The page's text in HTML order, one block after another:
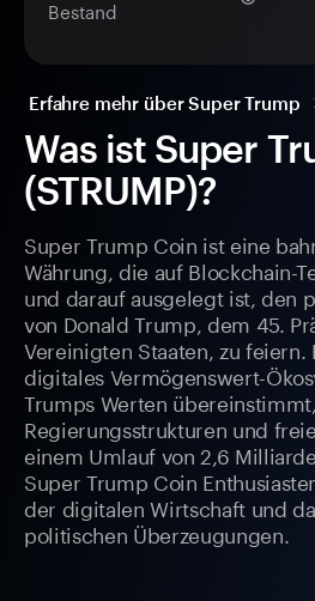
Was ist Super
(STRUMP)?
Super Trump Coin ist eine
Währung, die auf Blockchain-
und darauf ausgelegt ist, den
von Donald Trump, dem 45.
Vereinigten Staaten, zu feiern.
digitales Vermögenswert-
Trumps Werten
Regierungsstrukturen und
einem Umlauf von 2,6
Super Trump Coin
der digitalen Wirtschaft und
politischen Überzeugungen.
Bestand
Erfahre mehr über Super Trump